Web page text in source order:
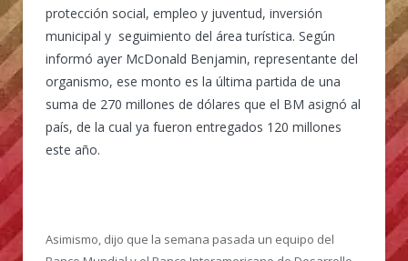
protección social, empleo y juventud, inversión
municipal y seguimiento del área turística. Según
informó ayer McDonald Benjamin, representante del
organismo, ese monto es la última partida de una
suma de 270 millones de dólares que el BM asignó al
país, de la cual ya fueron entregados 120 millones
este año.
Asimismo, dijo que la semana pasada un equipo del